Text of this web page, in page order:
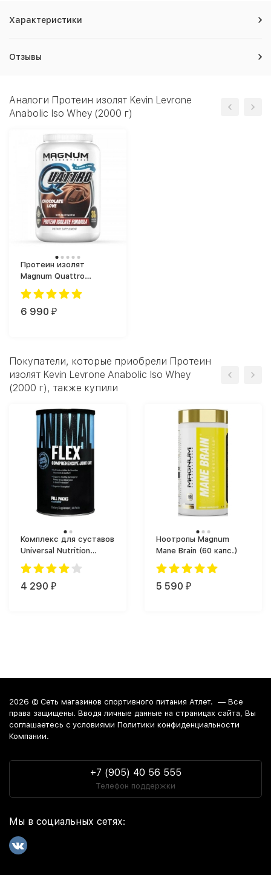
Характеристики
Отзывы
Аналоги Протеин изолят Kevin Levrone
Anabolic Iso Whey (2000 г)
Протеин изолят
Magnum Quattro
(белковая смесь) (910
г)
6 990 ₽
Покупатели, которые приобрели Протеин
изолят Kevin Levrone Anabolic Iso Whey
(2000 г), также купили
Комплекс для суставов
Universal Nutrition
Animal Flex (44 таб.)
4 290 ₽
Ноотропы Magnum
Mane Brain (60 капс.)
5 590 ₽
2026 © Сеть магазинов спортивного питания Атлет. — Все
права защищены. Вводя личные данные на страницах сайта, Вы
соглашаетесь c условиями Политики конфиденциальности
Компании.
+7 (905) 40 56 555
Телефон поддержки
Мы в социальных сетях: